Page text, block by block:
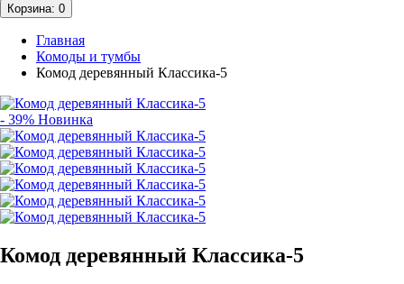
Корзина: 0
Главная
Комоды и тумбы
Комод деревянный Классика-5
- 39% Новинка
Комод деревянный Классика-5